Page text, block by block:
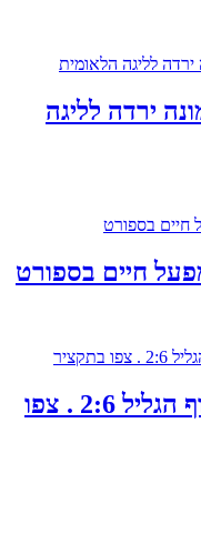
שמונה ירדה לליגה
חיים בספורט
קרית שמונה נצחה את נוף הגליל 2:6 . צפו